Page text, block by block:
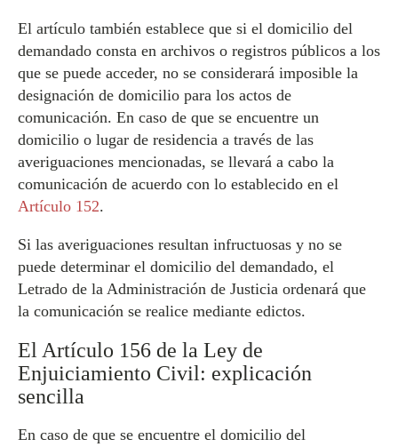
El artículo también establece que si el domicilio del
demandado consta en archivos o registros públicos a los
que se puede acceder, no se considerará imposible la
designación de domicilio para los actos de
comunicación. En caso de que se encuentre un
domicilio o lugar de residencia a través de las
averiguaciones mencionadas, se llevará a cabo la
comunicación de acuerdo con lo establecido en el
Artículo 152.
Si las averiguaciones resultan infructuosas y no se
puede determinar el domicilio del demandado, el
Letrado de la Administración de Justicia ordenará que
la comunicación se realice mediante edictos.
El Artículo 156 de la Ley de
Enjuiciamiento Civil: explicación
sencilla
En caso de que se encuentre el domicilio del